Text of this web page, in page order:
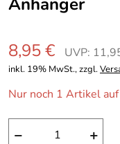
8,95 € UVP:
inkl. 19% MwSt., zzgl.
Nur noch 1 Artikel
− +